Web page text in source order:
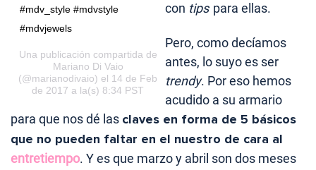
#mdv_style #mdvstyle
#mdvjewels
Una publicación compartida de
Mariano Di Vaio
(@marianodivaio) el 14 de Feb
de 2017 a la(s) 8:34 PST
con tips para ellas.
Pero, como decíamos
antes, lo suyo es ser
trendy. Por eso hemos
acudido a su armario
para que nos dé las claves en forma de 5 básicos
que no pueden faltar en el nuestro de cara al
entretiempo. Y es que marzo y abril son dos meses